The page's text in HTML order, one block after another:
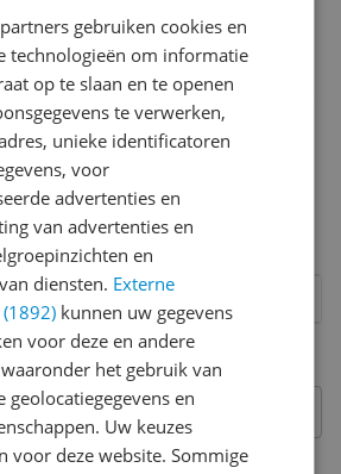
de details duurt het schrijven
tussen de 3 en 10 minuten.
je andere bezoekers een betere
je iedere maand kans op
de actievoorwaarden.
product?
7
6
5
4
Vraag 1 van 4
gebruiken cookies en
technologieën om informatie
op te slaan en te openen
te verwerken,
unieke identificatoren
voor
advertenties en
van advertenties en
en
diensten. Externe
kunnen uw gegevens
voor deze en andere
het gebruik van
geolocatiegegevens en
Uw keuzes
voor deze website. Sommige